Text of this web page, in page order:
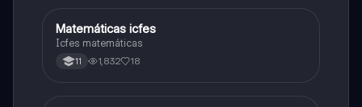
ICFES: Matemáticas
Matemáticas icfes
Icfes matemáticas
11 1,832 18